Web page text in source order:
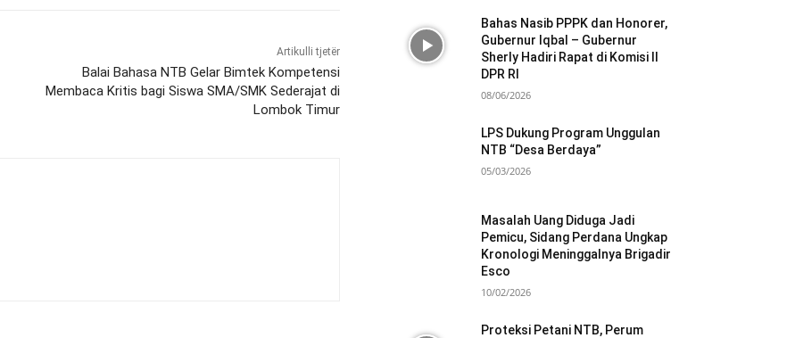
Artikulli tjetër
Balai Bahasa NTB Gelar Bimtek Kompetensi
Membaca Kritis bagi Siswa SMA/SMK Sederajat di
Lombok Timur
Bahas Nasib PPPK dan Honorer,
Gubernur Iqbal – Gubernur
Sherly Hadiri Rapat di Komisi II
DPR RI
08/06/2026
LPS Dukung Program Unggulan
NTB “Desa Berdaya”
05/03/2026
Masalah Uang Diduga Jadi
Pemicu, Sidang Perdana Ungkap
Kronologi Meninggalnya Brigadir
Esco
10/02/2026
Proteksi Petani NTB, Perum